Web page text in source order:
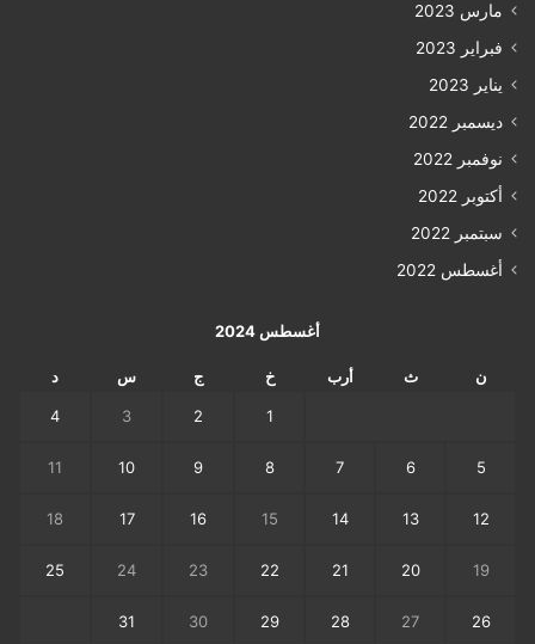
مارس 2023
فبراير 2023
يناير 2023
ديسمبر 2022
نوفمبر 2022
أكتوبر 2022
سبتمبر 2022
أغسطس 2022
أغسطس 2024
ن ث أرب خ ج س د
1
2
3
4
5
6
7
8
9
10
11
12
13
14
15
16
17
18
19
20
21
22
23
24
25
26
27
28
29
30
31